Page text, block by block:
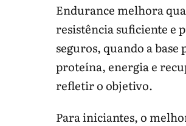
Endurance melhora
resistência suficiente e
seguros, quando a
proteína, energia e
refletir o objetivo.
Para iniciantes, o